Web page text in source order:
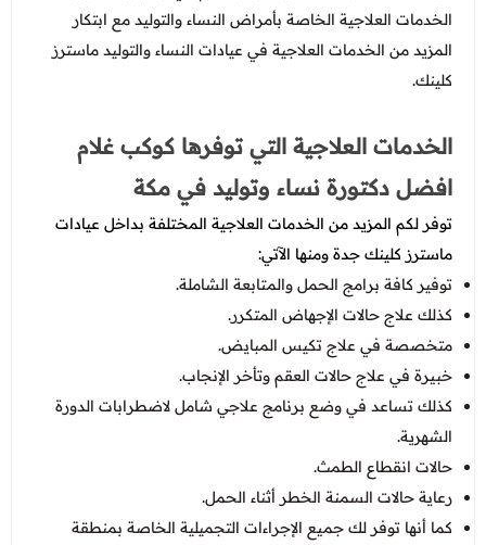
الخدمات العلاجية الخاصة بأمراض النساء والتوليد مع ابتكار
المزيد من الخدمات العلاجية في عيادات النساء والتوليدماسترز
كلينك.
الخدمات العلاجية التي توفرها كوكب غلام
افضل دكتورة نساء وتوليد في مكة
توفر لكم المزيد من الخدمات العلاجية المختلفة بداخل عيادات
ماسترز كلينك جدة ومنها الآتي:
توفير كافة برامج الحمل والمتابعة الشاملة.
كذلك علاج حالات الإجهاض المتكرر.
متخصصة في علاج تكيس المبايض.
خبيرة في علاج حالات العقم وتأخر الإنجاب.
كذلك تساعد في وضع برنامج علاجي شامل لاضطرابات الدورة
الشهرية.
حالات انقطاع الطمث.
رعاية حالات السمنة الخطر أثناء الحمل.
كما أنها توفر لك جميع الإجراءات التجميلية الخاصة بمنطقة